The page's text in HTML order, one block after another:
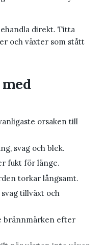
direkt. Titta
och växter som stått
orsaken till
svag och blek.
fukt för länge.
torkar långsamt.
tillväxt och
brännmärken efter